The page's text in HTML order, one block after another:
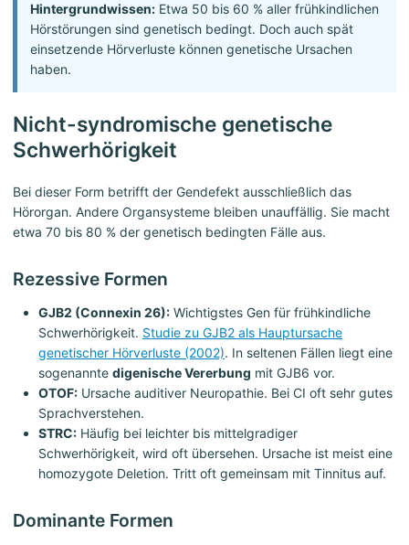
Hintergrundwissen: Etwa 50 bis 60 % aller frühkindlichen
Hörstörungen sind genetisch bedingt. Doch auch spät
einsetzende Hörverluste können genetische Ursachen
haben.
Nicht-syndromische genetische
Schwerhörigkeit
Bei dieser Form betrifft der Gendefekt ausschließlich das
Hörorgan. Andere Organsysteme bleiben unauffällig. Sie macht
etwa 70 bis 80 % der genetisch bedingten Fälle aus.
Rezessive Formen
GJB2 (Connexin 26): Wichtigstes Gen für frühkindliche
Schwerhörigkeit. Studie zu GJB2 als Hauptursache
genetischer Hörverluste (2002). In seltenen Fällen liegt eine
sogenannte digenische Vererbung mit GJB6 vor.
OTOF: Ursache auditiver Neuropathie. Bei CI oft sehr gutes
Sprachverstehen.
STRC: Häufig bei leichter bis mittelgradiger
Schwerhörigkeit, wird oft übersehen. Ursache ist meist eine
homozygote Deletion. Tritt oft gemeinsam mit Tinnitus auf.
Dominante Formen